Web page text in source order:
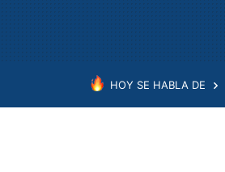
HOY SE HABLA DE